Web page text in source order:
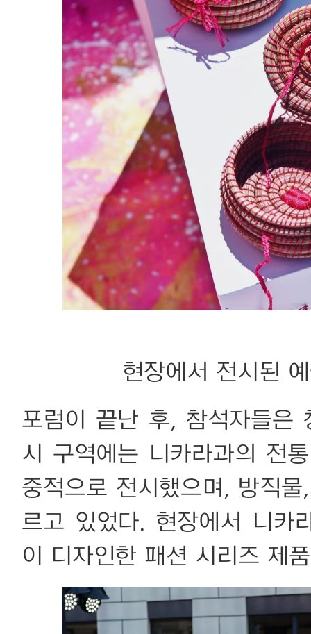
현장에서 전시된
포럼이 끝난 후, 참석자들은
시 구역에는 니카라과의 전
중적으로 전시했으며, 방직
르고 있었다. 현장에서 니카
이 디자인한 패션 시리즈 제